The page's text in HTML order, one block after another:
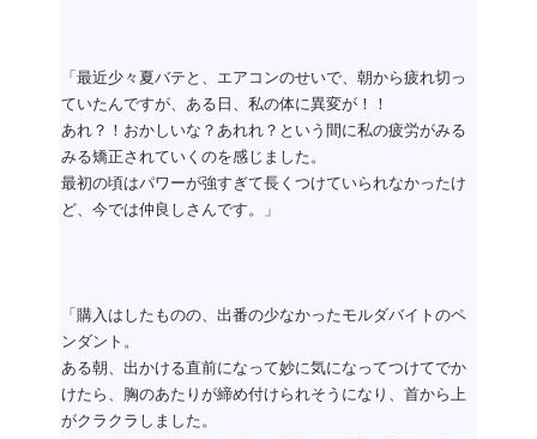
「最近少々夏バテと、エアコンのせいで、朝から疲れ切っ
ていたんですが、ある日、私の体に異変が！！
あれ？！おかしいな？あれれ？という間に私の疲労がみる
みる矯正されていくのを感じました。
最初の頃はパワーが強すぎて長くつけていられなかったけ
ど、今では仲良しさんです。」
「購入はしたものの、出番の少なかったモルダバイトのペ
ンダント。
ある朝、出かける直前になって妙に気になってつけてでか
けたら、胸のあたりが締め付けられそうになり、首から上
がクラクラしました。